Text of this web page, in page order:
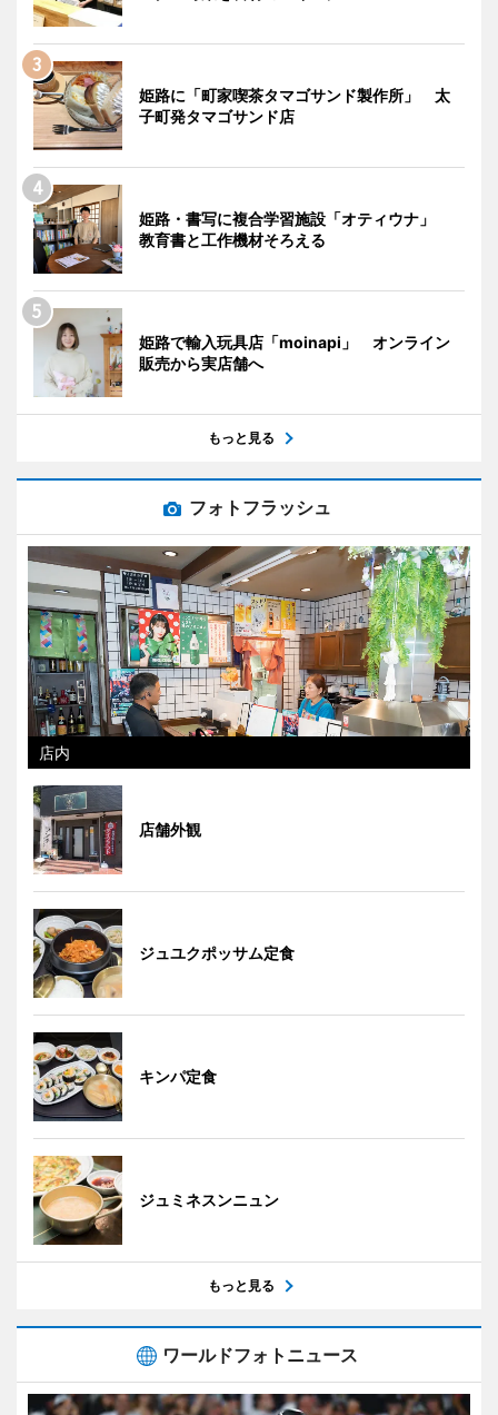
姫路に「町家喫茶タマゴサンド製作所」 太
子町発タマゴサンド店
姫路・書写に複合学習施設「オティウナ」
教育書と工作機材そろえる
姫路で輸入玩具店「moinapi」 オンライン
販売から実店舗へ
もっと見る
フォトフラッシュ
店内
店舗外観
ジュユクポッサム定食
キンパ定食
ジュミネスンニュン
もっと見る
ワールドフォトニュース